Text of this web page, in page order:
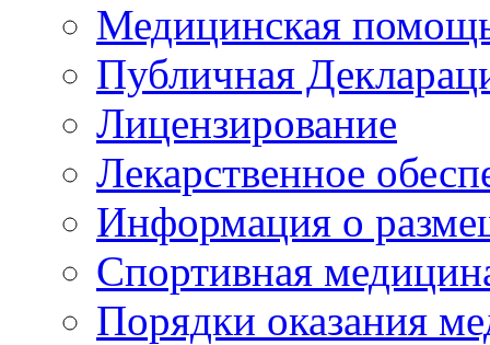
Медицинская
Публичная
Лицензирование
Лекарственное
Информация о
Спортивная
Порядки оказания